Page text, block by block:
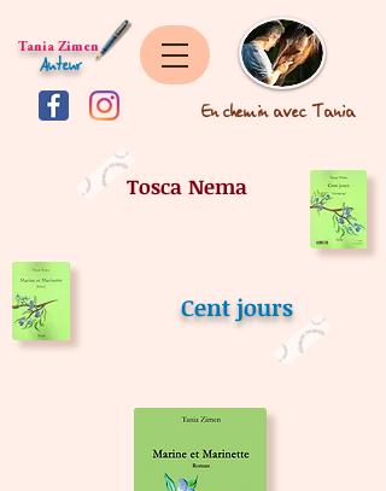
Auteur
Tania Zimen
En chemin avec Tania
Tosca Nema
Cent jours